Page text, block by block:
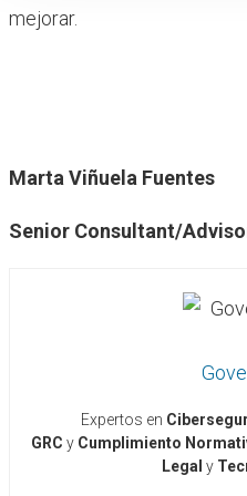
mejorar.
Marta Viñuela Fuentes
Senior Consultant/
Expertos en
GRC y Cumplimiento
Legal y